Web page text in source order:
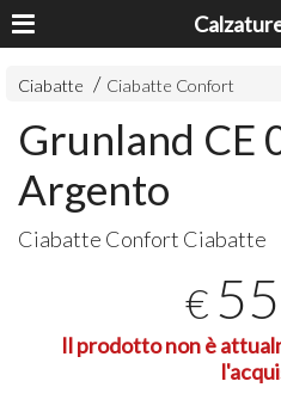
Ciabatte Ciabatte Confort
Grunland CE
Argento
Ciabatte Confort Ciabatte
€ 55
Il prodotto non è